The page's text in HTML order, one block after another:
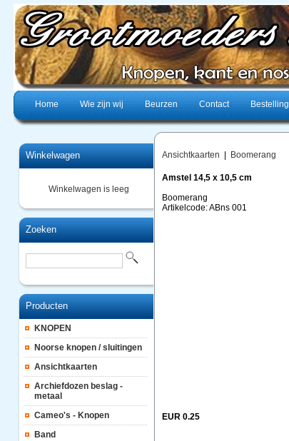
Home Wie zijn wij Beurzen Contact Bestelling
Winkelwagen
Winkelwagen is leeg
Zoeken
Producten
KNOPEN
Noorse knopen / sluitingen
Ansichtkaarten
Archiefdozen beslag -
metaal
Cameo's - Knopen
Band
Ansichtkaarten Boomerang
Amstel 14,5 x 10,5 cm
Boomerang
Artikelcode: ABns 001
EUR 0.25